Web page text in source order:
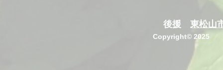
​後援 東松山
Copyright© 2025 ひ